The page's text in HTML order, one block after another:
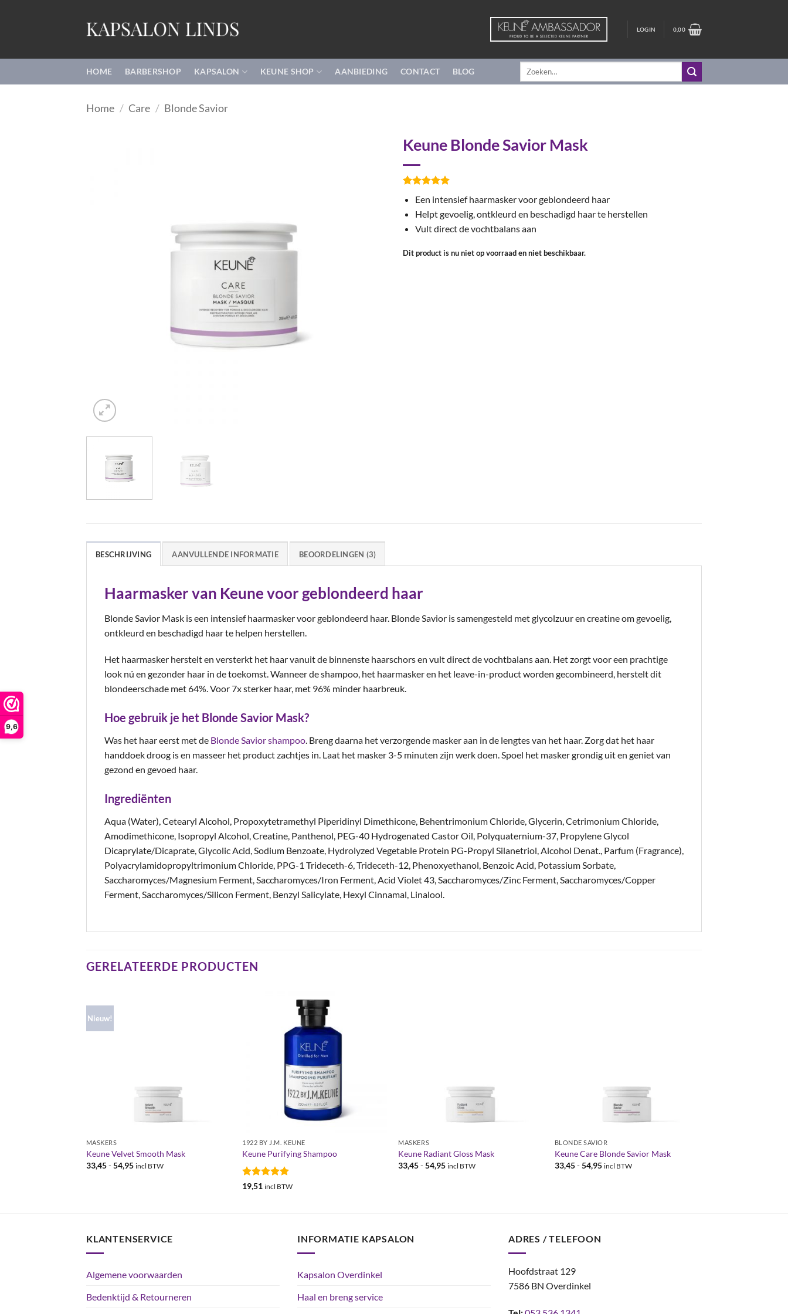
9,6
LOGIN 0,00
HOME BARBERSHOP KAPSALON KEUNE SHOP AANBIEDING CONTACT BLOG
Zoeken
Home / Care / Blonde Savior
Keune Blonde Savior Mask
5op 5
gebaseerd
klant
waarderingen
Een intensief haarmasker voor geblondeerd haar
Helpt gevoelig, ontkleurd en beschadigd haar te herstellen
Vult direct de vochtbalans aan
Dit product is nu niet op voorraad en niet beschikbaar.
BESCHRIJVING AANVULLENDE INFORMATIE BEOORDELINGEN (3)
Haarmasker van Keune voor geblondeerd haar
Blonde Savior Mask is een intensief haarmasker voor geblondeerd haar. Blonde Savior is samengesteld met glycolzuur en creatine om gevoelig,
ontkleurd en beschadigd haar te helpen herstellen.
Het haarmasker herstelt en versterkt het haar vanuit de binnenste haarschors en vult direct de vochtbalans aan. Het zorgt voor een prachtige
look nú en gezonder haar in de toekomst. Wanneer de shampoo, het haarmasker en het leave-in-product worden gecombineerd, herstelt dit
blondeerschade met 64%. Voor 7x sterker haar, met 96% minder haarbreuk.
Hoe gebruik je het Blonde Savior Mask?
Was het haar eerst met de Blonde Savior shampoo. Breng daarna het verzorgende masker aan in de lengtes van het haar. Zorg dat het haar
handdoek droog is en masseer het product zachtjes in. Laat het masker 3-5 minuten zijn werk doen. Spoel het masker grondig uit en geniet van
gezond en gevoed haar.
Ingrediënten
Aqua (Water), Cetearyl Alcohol, Propoxytetramethyl Piperidinyl Dimethicone, Behentrimonium Chloride, Glycerin, Cetrimonium Chloride,
Amodimethicone, Isopropyl Alcohol, Creatine, Panthenol, PEG-40 Hydrogenated Castor Oil, Polyquaternium-37, Propylene Glycol
Dicaprylate/Dicaprate, Glycolic Acid, Sodium Benzoate, Hydrolyzed Vegetable Protein PG-Propyl Silanetriol, Alcohol Denat., Parfum (Fragrance),
Polyacrylamidopropyltrimonium Chloride, PPG-1 Trideceth-6, Trideceth-12, Phenoxyethanol, Benzoic Acid, Potassium Sorbate,
Saccharomyces/Magnesium Ferment, Saccharomyces/Iron Ferment, Acid Violet 43, Saccharomyces/Zinc Ferment, Saccharomyces/Copper
Ferment, Saccharomyces/Silicon Ferment, Benzyl Salicylate, Hexyl Cinnamal, Linalool.
GERELATEERDE PRODUCTEN
Nieuw!
MASKERS
Keune Velvet Smooth Mask
33,45-54,95Prijsklasse:
incl BTW
1922 BY J.M. KEUNE
Keune Purifying Shampoo
Gewaardeerd
19,51 incl BTW
MASKERS
Keune Radiant Gloss Mask
33,45-54,95Prijsklasse:
incl BTW
BLONDE SAVIOR
Keune Care Blonde Savior Mask
33,45 - 54,95Prijsklasse:
incl BTW
KLANTENSERVICE
Algemene voorwaarden
Bedenktijd & Retourneren
INFORMATIE KAPSALON
Kapsalon Overdinkel
Haal en breng service
ADRES / TELEFOON
Hoofdstraat 129
7586 BN Overdinkel